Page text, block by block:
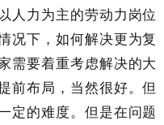
人力为主的劳动力岗位
况下，如何解决更为复
需要着重考虑解决的大
前布局，当然很好。但
定的难度。但是在问题